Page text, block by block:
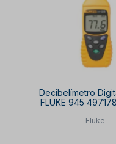
Decibelímetro
FLUKE 945
Fluke